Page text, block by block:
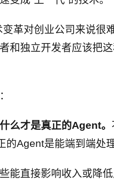
变革对创业公司来说很
和独立开发者应该把
么才是真正的Agent。
的Agent是能端到端处
能直接影响收入或降